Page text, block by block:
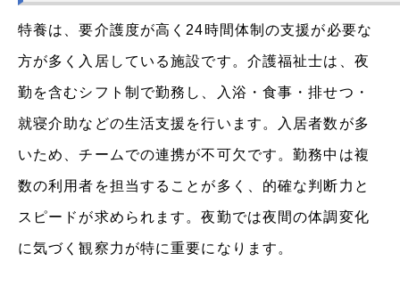
特養は、要介護度が高く24時間体制の支援が必要な
方が多く入居している施設です。介護福祉士は、夜
勤を含むシフト制で勤務し、入浴・食事・排せつ・
就寝介助などの生活支援を行います。入居者数が多
いため、チームでの連携が不可欠です。勤務中は複
数の利用者を担当することが多く、的確な判断力と
スピードが求められます。夜勤では夜間の体調変化
に気づく観察力が特に重要になります。